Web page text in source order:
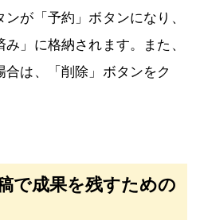
が「予約」ボタンになり、
」に格納されます。また、
合は、「削除」ボタンをク
で成果を残すための